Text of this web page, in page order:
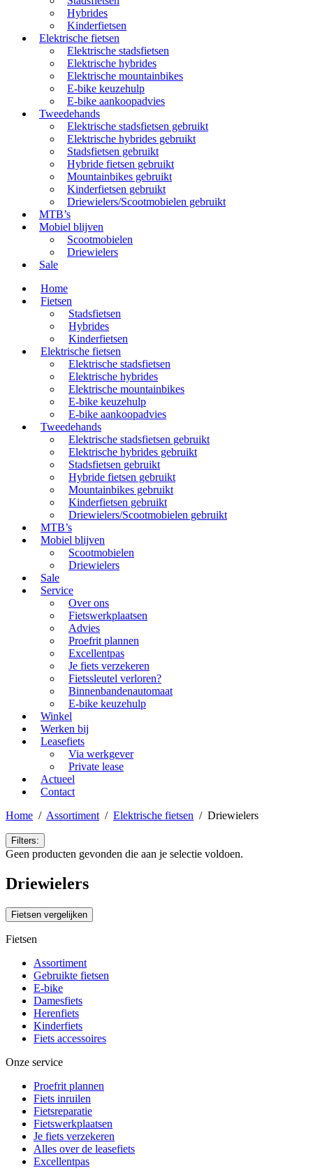
Hybrides
Kinderfietsen
Elektrische fietsen
Elektrische stadsfietsen
Elektrische hybrides
Elektrische mountainbikes
E-bike keuzehulp
E-bike aankoopadvies
Tweedehands
Elektrische stadsfietsen gebruikt
Elektrische hybrides gebruikt
Stadsfietsen gebruikt
Hybride fietsen gebruikt
Mountainbikes gebruikt
Kinderfietsen gebruikt
Driewielers/Scootmobielen gebruikt
MTB’s
Mobiel blijven
Scootmobielen
Driewielers
Sale
Home
Fietsen
Stadsfietsen
Hybrides
Kinderfietsen
Elektrische fietsen
Elektrische stadsfietsen
Elektrische hybrides
Elektrische mountainbikes
E-bike keuzehulp
E-bike aankoopadvies
Tweedehands
Elektrische stadsfietsen gebruikt
Elektrische hybrides gebruikt
Stadsfietsen gebruikt
Hybride fietsen gebruikt
Mountainbikes gebruikt
Kinderfietsen gebruikt
Driewielers/Scootmobielen gebruikt
MTB’s
Mobiel blijven
Scootmobielen
Driewielers
Sale
Service
Over ons
Fietswerkplaatsen
Advies
Proefrit plannen
Excellentpas
Je fiets verzekeren
Fietssleutel verloren?
Binnenbandenautomaat
E-bike keuzehulp
Winkel
Werken bij
Leasefiets
Via werkgever
Private lease
Actueel
Contact
Home / Assortiment / Elektrische fietsen / Driewielers
Filters:
Geen producten gevonden die aan je selectie voldoen.
Driewielers
Fietsen vergelijken
Fietsen
Assortiment
Gebruikte fietsen
E-bike
Damesfiets
Herenfiets
Kinderfiets
Fiets accessoires
Onze service
Proefrit plannen
Fiets inruilen
Fietsreparatie
Fietswerkplaatsen
Je fiets verzekeren
Alles over de leasefiets
Excellentpas